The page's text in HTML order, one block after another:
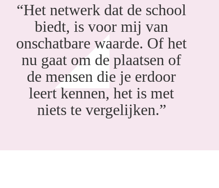
“Het netwerk dat de school
biedt, is voor mij van
onschatbare waarde. Of het
nu gaat om de plaatsen of
de mensen die je erdoor
leert kennen, het is met
niets te vergelijken.”